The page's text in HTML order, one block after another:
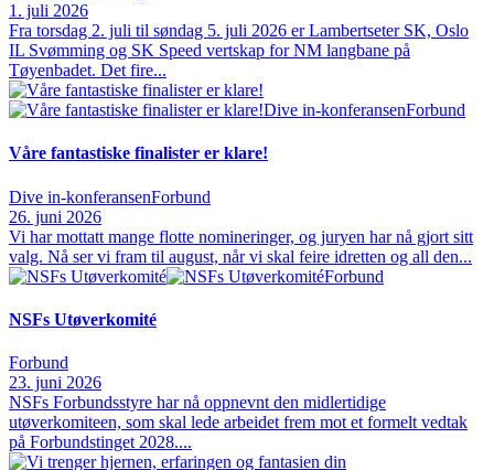
1. juli 2026
Fra torsdag 2. juli til søndag 5. juli 2026 er Lambertseter SK, Oslo
IL Svømming og SK Speed vertskap for NM langbane på
Tøyenbadet. Det fire...
Dive in-konferansenForbund
Våre fantastiske finalister er klare!
Dive in-konferansenForbund
26. juni 2026
Vi har mottatt mange flotte nomineringer, og juryen har nå gjort sitt
valg. Nå ser vi fram til august, når vi skal feire idretten og all den...
Forbund
NSFs Utøverkomité
Forbund
23. juni 2026
NSFs Forbundsstyre har nå oppnevnt den midlertidige
utøverkomiteen, som skal lede arbeidet frem mot et formelt vedtak
på Forbundstinget 2028....